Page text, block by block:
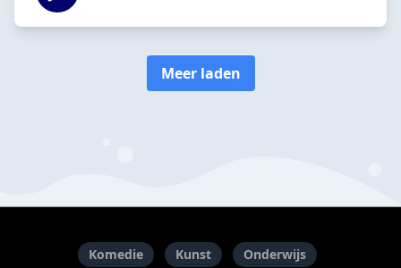
Meer laden
Komedie Kunst Onderwijs